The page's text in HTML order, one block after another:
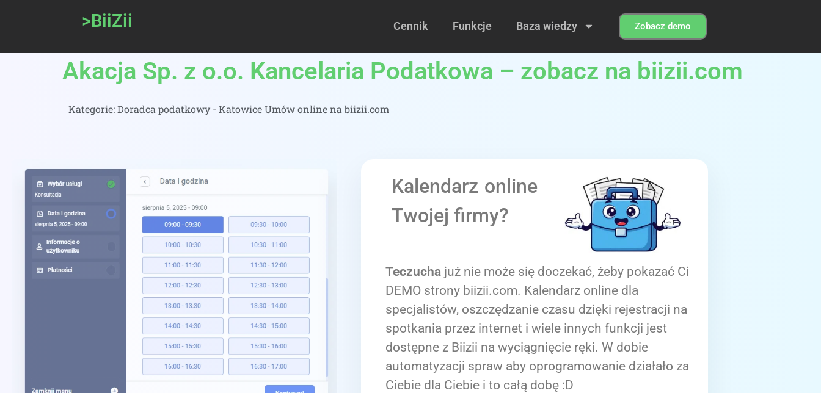
>BiiZii Cennik Funkcje Baza wiedzy Zobacz demo
Akacja Sp. z o.o. Kancelaria Podatkowa – zobacz na biizii.com
Kategorie:Doradca podatkowy - Katowice Umów online na biizii.com
Kalendarz online
Twojej firmy?
Teczucha już nie może się doczekać, żeby pokazać Ci
DEMO strony biizii.com. Kalendarz online dla
specjalistów, oszczędzanie czasu dzięki rejestracji na
spotkania przez internet i wiele innych funkcji jest
dostępne z Biizii na wyciągnięcie ręki. W dobie
automatyzacji spraw aby oprogramowanie działało za
Ciebie dla Ciebie i to całą dobę :D